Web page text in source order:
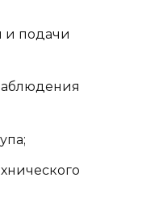
и подачи